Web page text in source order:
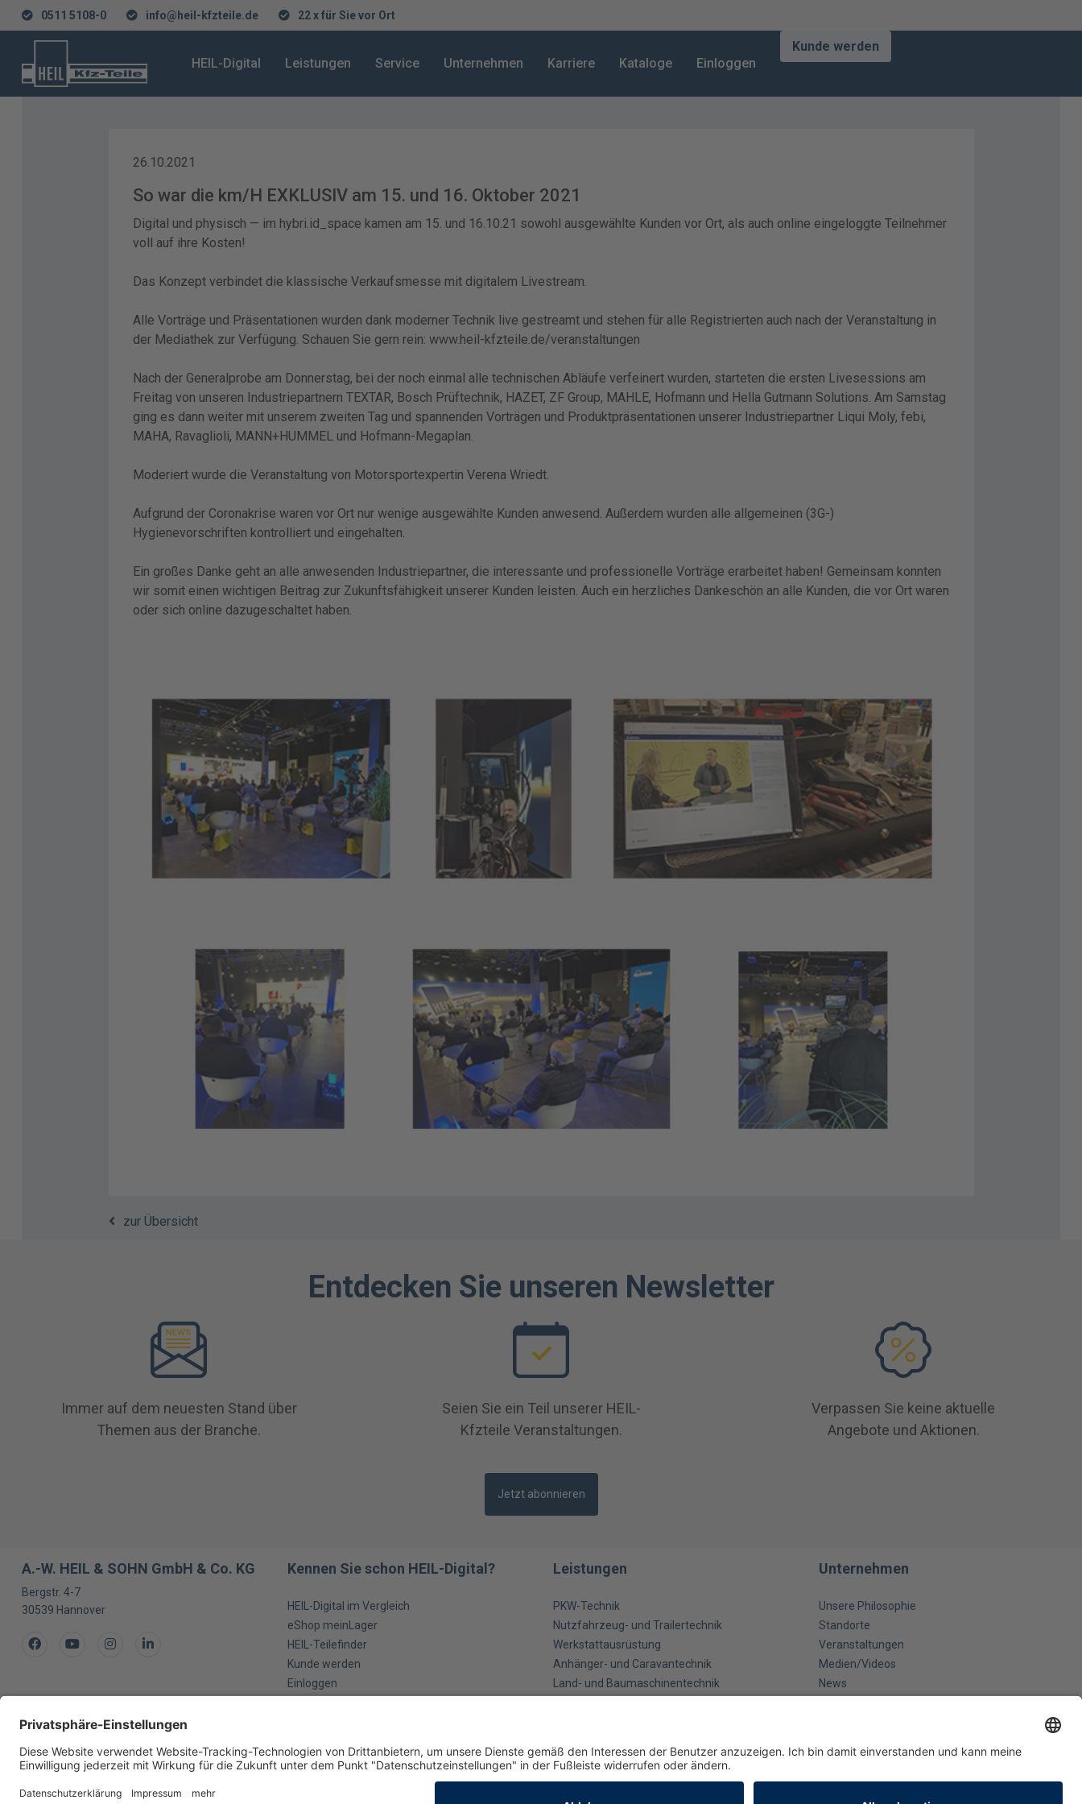
0511 5108-0 info@heil-kfzteile.de 22 x für Sie vor Ort
HEIL-Digital Leistungen Service Unternehmen Karriere Kataloge Einloggen
Kunde werden
26.10.2021
So war die km/H EXKLUSIV am 15. und 16. Oktober 2021
Digital und physisch — im hybri.id_space kamen am 15. und 16.10.21 sowohl ausgewählte Kunden vor Ort, als auch online eingeloggte Teilnehmer
voll auf ihre Kosten!
Das Konzept verbindet die klassische Verkaufsmesse mit digitalem Livestream.
Alle Vorträge und Präsentationen wurden dank moderner Technik live gestreamt und stehen für alle Registrierten auch nach der Veranstaltung in
der Mediathek zur Verfügung. Schauen Sie gern rein: www.heil-kfzteile.de/veranstaltungen
Nach der Generalprobe am Donnerstag, bei der noch einmal alle technischen Abläufe verfeinert wurden, starteten die ersten Livesessions am
Freitag von unseren Industriepartnern TEXTAR, Bosch Prüftechnik, HAZET, ZF Group, MAHLE, Hofmann und Hella Gutmann Solutions. Am Samstag
ging es dann weiter mit unserem zweiten Tag und spannenden Vorträgen und Produktpräsentationen unserer Industriepartner Liqui Moly, febi,
MAHA, Ravaglioli, MANN+HUMMEL und Hofmann-Megaplan.
Moderiert wurde die Veranstaltung von Motorsportexpertin Verena Wriedt.
Aufgrund der Coronakrise waren vor Ort nur wenige ausgewählte Kunden anwesend. Außerdem wurden alle allgemeinen (3G-)
Hygienevorschriften kontrolliert und eingehalten.
Ein großes Danke geht an alle anwesenden Industriepartner, die interessante und professionelle Vorträge erarbeitet haben! Gemeinsam konnten
wir somit einen wichtigen Beitrag zur Zukunftsfähigkeit unserer Kunden leisten. Auch ein herzliches Dankeschön an alle Kunden, die vor Ort waren
oder sich online dazugeschaltet haben.
zur Übersicht
Entdecken Sie unseren Newsletter
Immer auf dem neuesten Stand über
Themen aus der Branche.
Seien Sie ein Teil unserer HEIL-
Kfzteile Veranstaltungen.
Verpassen Sie keine aktuelle
Angebote und Aktionen.
Jetzt abonnieren
A.-W. HEIL & SOHN GmbH & Co. KG
Bergstr. 4-7
30539 Hannover
FacebookYoutubeInstagramLinkedIn
Kennen Sie schon HEIL-Digital?
HEIL-Digital im Vergleich
eShop meinLager
HEIL-Teilefinder
Kunde werden
Einloggen
Leistungen
PKW-Technik
Nutzfahrzeug- und Trailertechnik
Werkstattausrüstung
Anhänger- und Caravantechnik
Land- und Baumaschinentechnik
Unternehmen
Unsere Philosophie
Standorte
Veranstaltungen
Medien/Videos
News